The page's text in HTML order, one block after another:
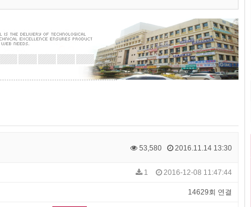
53,580 2016.11.14 13:30
1 2016-12-08 11:47:44
14629회 연결